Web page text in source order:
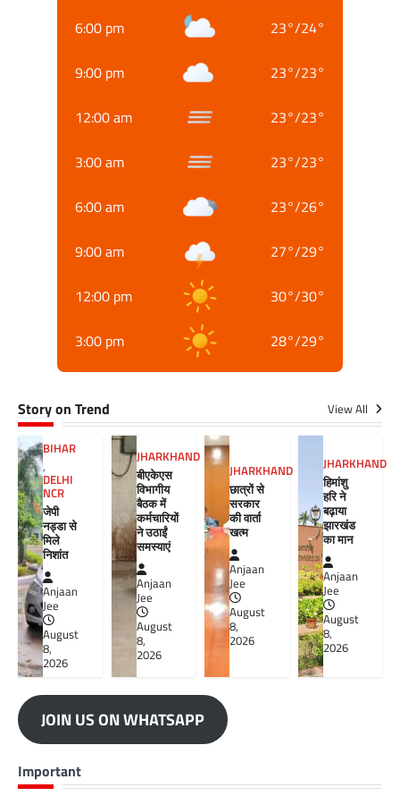
6:00 pm
23°/24°
9:00 pm 23°/23°
12:00 am 23°/23°
3:00 am 23°/23°
6:00 am 23°/26°
9:00 am 27°/29°
12:00 pm 30°/30°
3:00 pm 28°/29°
Story on Trend View All
BIHAR
,
DELHI
NCR
जेपी
नड्डा से
मिले
निशांत
Anjaan
Jee
August
8,
2026
JHARKHAND
बीएकेएस
विभागीय
बैठक में
कर्मचारियों
ने उठाईं
समस्याएं
Anjaan
Jee
August
8,
2026
JHARKHAND
छात्रों से
सरकार
की वार्ता
खत्म
Anjaan
Jee
August
8,
2026
JHARKHAND
हिमांशु
हरि ने
बढ़ाया
झारखंड
का मान
Anjaan
Jee
August
8,
2026
JOIN US ON WHATSAPP
Important